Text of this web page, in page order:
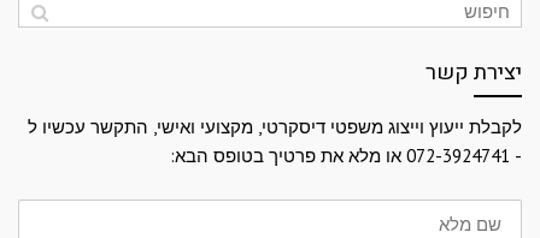
יצירת קשר
לקבלת ייעוץ וייצוג משפטי דיסקרטי, מקצועי ואישי, התקשר עכשיו ל
- 072-3924741 או מלא את פרטיך בטופס הבא:
שם
מלא